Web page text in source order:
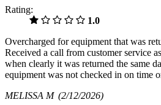
Rating:
1.0
Overcharged for equipment that was
Received a call from customer service
when clearly it was returned the same
equipment was not checked in on time
MELISSA M (2/12/2026)